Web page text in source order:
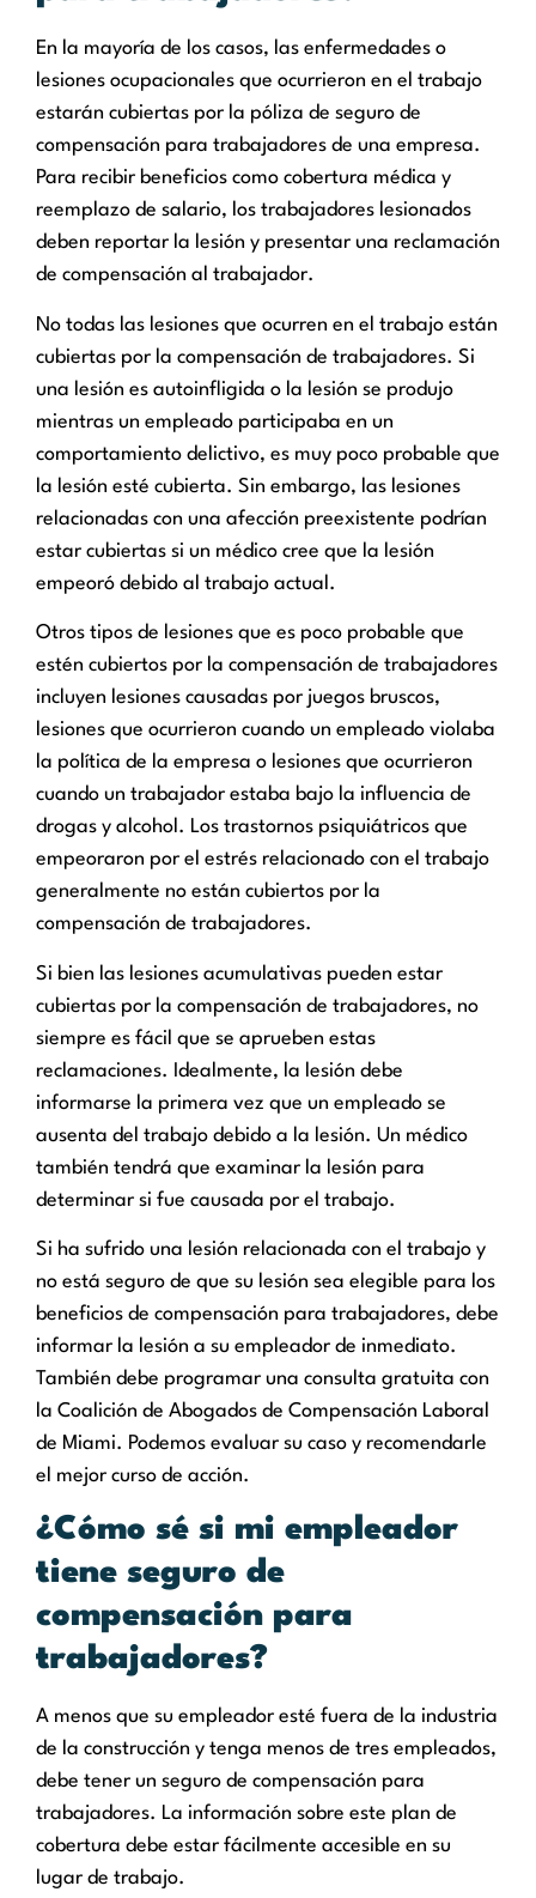
En la mayoría de los casos, las enfermedades o
lesiones ocupacionales que ocurrieron en el trabajo
estarán cubiertas por la póliza de seguro de
compensación para trabajadores de una empresa.
Para recibir beneficios como cobertura médica y
reemplazo de salario, los trabajadores lesionados
deben reportar la lesión y presentar una reclamación
de compensación al trabajador.
No todas las lesiones que ocurren en el trabajo están
cubiertas por la compensación de trabajadores. Si
una lesión es autoinfligida o la lesión se produjo
mientras un empleado participaba en un
comportamiento delictivo, es muy poco probable que
la lesión esté cubierta. Sin embargo, las lesiones
relacionadas con una afección preexistente podrían
estar cubiertas si un médico cree que la lesión
empeoró debido al trabajo actual.
Otros tipos de lesiones que es poco probable que
estén cubiertos por la compensación de trabajadores
incluyen lesiones causadas por juegos bruscos,
lesiones que ocurrieron cuando un empleado violaba
la política de la empresa o lesiones que ocurrieron
cuando un trabajador estaba bajo la influencia de
drogas y alcohol. Los trastornos psiquiátricos que
empeoraron por el estrés relacionado con el trabajo
generalmente no están cubiertos por la
compensación de trabajadores.
Si bien las lesiones acumulativas pueden estar
cubiertas por la compensación de trabajadores, no
siempre es fácil que se aprueben estas
reclamaciones. Idealmente, la lesión debe
informarse la primera vez que un empleado se
ausenta del trabajo debido a la lesión. Un médico
también tendrá que examinar la lesión para
determinar si fue causada por el trabajo.
Si ha sufrido una lesión relacionada con el trabajo y
no está seguro de que su lesión sea elegible para los
beneficios de compensación para trabajadores, debe
informar la lesión a su empleador de inmediato.
También debe programar una consulta gratuita con
la Coalición de Abogados de Compensación Laboral
de Miami. Podemos evaluar su caso y recomendarle
el mejor curso de acción.
¿Cómo sé si mi empleador
tiene seguro de
compensación para
trabajadores?
A menos que su empleador esté fuera de la industria
de la construcción y tenga menos de tres empleados,
debe tener un seguro de compensación para
trabajadores. La información sobre este plan de
cobertura debe estar fácilmente accesible en su
lugar de trabajo.